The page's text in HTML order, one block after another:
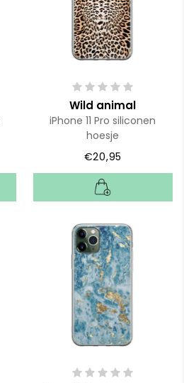
Wild animal
iPhone 11 Pro siliconen
hoesje
€20,95